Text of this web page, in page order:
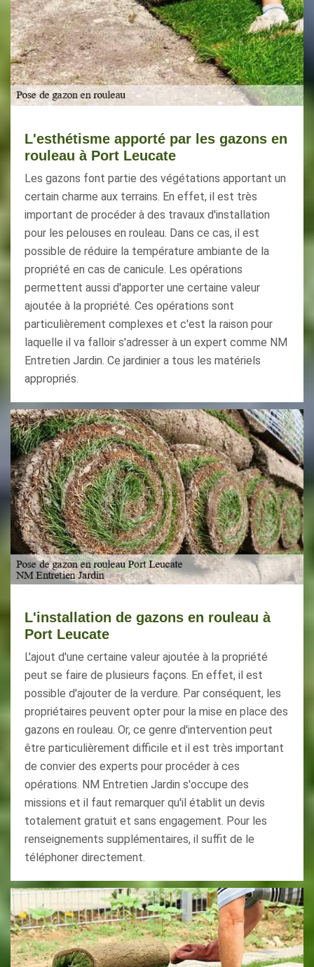
L'esthétisme apporté par les gazons en
rouleau à Port Leucate
Les gazons font partie des végétations apportant un
certain charme aux terrains. En effet, il est très
important de procéder à des travaux d'installation
pour les pelouses en rouleau. Dans ce cas, il est
possible de réduire la température ambiante de la
propriété en cas de canicule. Les opérations
permettent aussi d'apporter une certaine valeur
ajoutée à la propriété. Ces opérations sont
particulièrement complexes et c'est la raison pour
laquelle il va falloir s'adresser à un expert comme NM
Entretien Jardin. Ce jardinier a tous les matériels
appropriés.
L'installation de gazons en rouleau à
Port Leucate
L'ajout d'une certaine valeur ajoutée à la propriété
peut se faire de plusieurs façons. En effet, il est
possible d'ajouter de la verdure. Par conséquent, les
propriétaires peuvent opter pour la mise en place des
gazons en rouleau. Or, ce genre d'intervention peut
être particulièrement difficile et il est très important
de convier des experts pour procéder à ces
opérations. NM Entretien Jardin s'occupe des
missions et il faut remarquer qu'il établit un devis
totalement gratuit et sans engagement. Pour les
renseignements supplémentaires, il suffit de le
téléphoner directement.